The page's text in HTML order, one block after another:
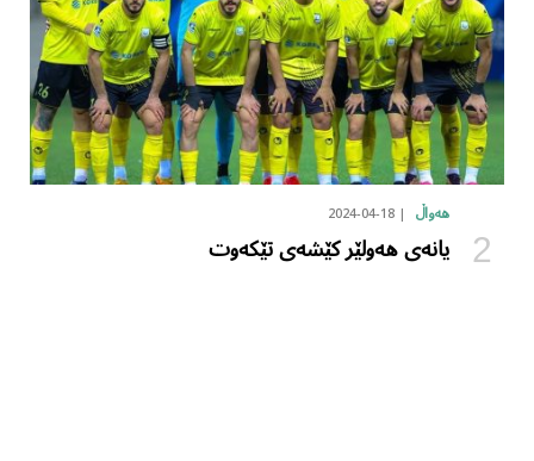
هەواڵ 2024-04-18
یانەی هەولێر کێشەی تێکەوت